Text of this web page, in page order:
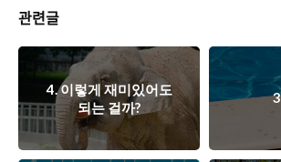
관련글
4. 이렇게 재미있어도
되는 걸까?